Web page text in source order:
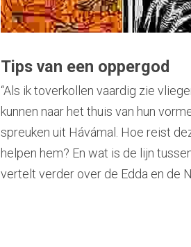
Tips van een oppergod
“Als ik toverkollen vaardig zie
kunnen naar het thuis van hun
spreuken uit Hávámal. Hoe reist
helpen hem? En wat is de lijn
vertelt verder over de Edda en de